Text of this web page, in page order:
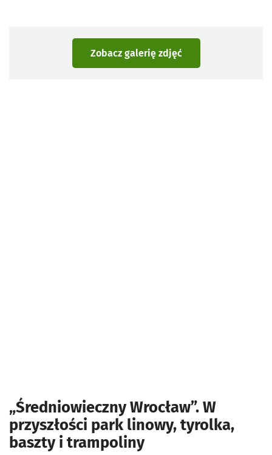
Zobacz galerię zdjęć
„Średniowieczny Wrocław”. W
przyszłości park linowy, tyrolka,
baszty i trampoliny